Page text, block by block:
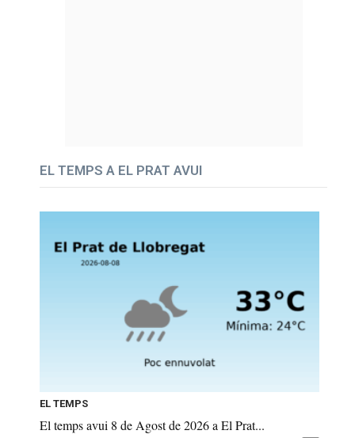
EL TEMPS A EL PRAT AVUI
EL TEMPS
El temps avui 8 de Agost de 2026 a El Prat...